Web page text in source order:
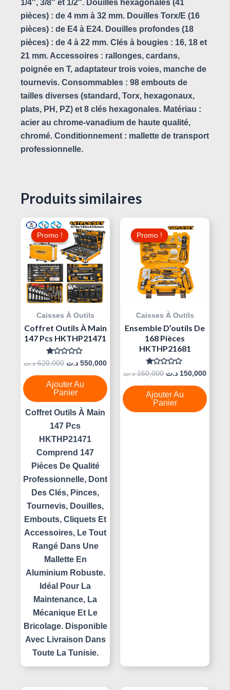
1/4″, 3/8″ et 1/2″. Douilles hexagonales (41
pièces) : de 4 mm à 32 mm. Douilles Torx/E (16
pièces) : de E4 à E24. Douilles profondes (18
pièces) : de 4 à 22 mm. Clés à bougies : 16, 18 et
21 mm. Accessoires : rallonges, cardans,
poignée en T, adaptateur trois voies, manche de
tournevis. Consommables : 98 embouts de
tailles diverses (standard, Torx, hexagonaux,
plats, PH, PZ) et 8 clés hexagonales. Matériau :
acier au chrome-vanadium de haute qualité,
chromé. Conditionnement : mallette de transport
professionnelle.
Produits similaires
Promo !
Promo !
Caisses À Outils
Coffret Outils À Main
147 Pcs HKTHP21471
Note
Sur
5
620,000 د.ت
Le
Prix
Initial
Était :
550,000 د.ت
Le
550,000 د.ت.
Ajouter Au
Panier
Coffret Outils À Main
147 Pcs
HKTHP21471
Comprend 147
Pièces De Qualité
Professionnelle, Dont
Des Clés, Pinces,
Tournevis, Douilles,
Embouts, Cliquets Et
Accessoires, Le Tout
Rangé Dans Une
Mallette En
Aluminium Robuste.
Idéal Pour La
Maintenance, La
Mécanique Et Le
Bricolage. Disponible
Avec Livraison Dans
Toute La Tunisie.
Promo !
Promo !
Caisses À Outils
Ensemble D’outils De
168 Pièces
HKTHP21681
Note
Sur
5
160,000 د.ت
Prix
Initial
Était :
150,000 د.ت
Le
Ajouter Au
Panier